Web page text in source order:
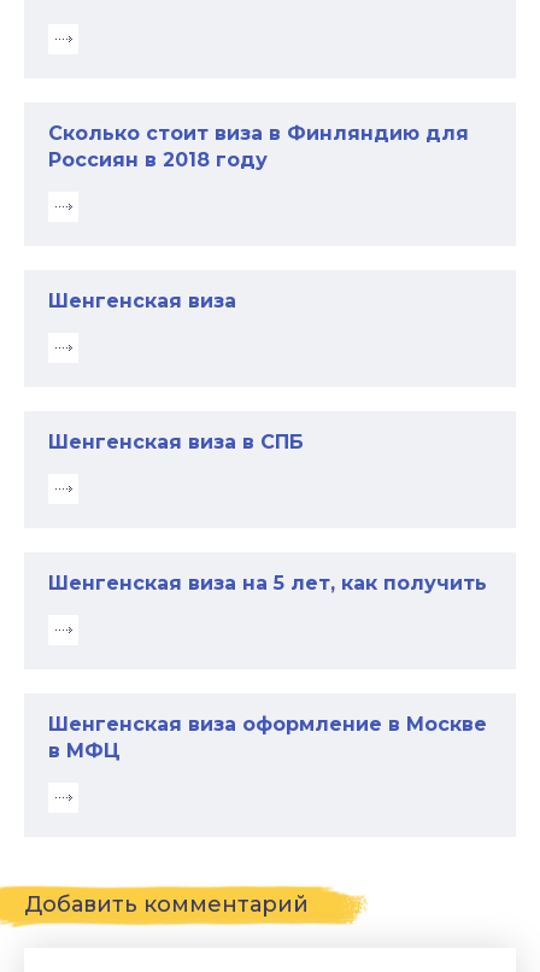
Сколько стоит виза в Финляндию для
Россиян в 2018 году
Шенгенская виза
Шенгенская виза в СПБ
Шенгенская виза на 5 лет, как получить
Шенгенская виза оформление в Москве
в МФЦ
Добавить комментарий